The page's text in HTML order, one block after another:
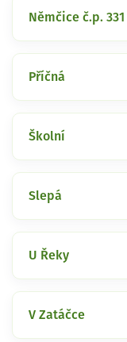
Němčice č.p. 331
Příčná
Školní
Slepá
U Řeky
V Zatáčce